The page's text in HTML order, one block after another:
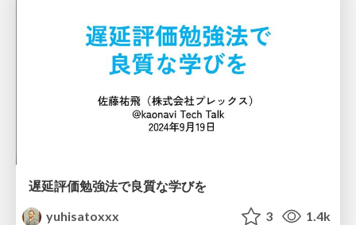
遅延評価勉強法で良質な学びを
yuhisatoxxx
3 1.4k